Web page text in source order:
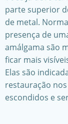
parte superior
de metal.
presença de
amálgama são
ficar mais
Elas são
restauração
escondidos e